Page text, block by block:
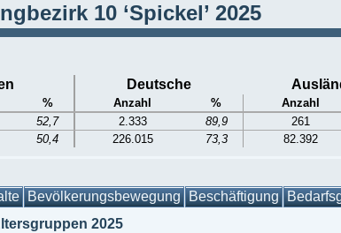
10 ‘Spickel’ 2025
Deutsche
% Anzahl % Anzahl
52,7 2.333 89,9 261
50,4 226.015 73,3 82.392
Bevölkerungsbewegung Beschäftigung
2025